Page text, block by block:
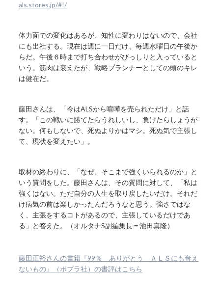
als.stores.jp/#!/
体力面での変化はあるが、知性に変わりはないので、会社
にも出社する。現在は週に一日だけ、毎週水曜日の午後か
らだ。午後６時まで打ち合わせがびっしりと入っていると
いう。筋肉は衰えたが、戦略プランナーとしての頭のキレ
は健在だ。
藤田さんは、「今はALSから喧嘩を売られただけ」と話
す。「この戦いに勝てたらうれしいし、負けたらしょうが
ない。何もしないで、死ぬよりかはマシ。死ぬ気で主張し
て、現状を変えたい」。
取材の終わりに、「なぜ、そこまで強くいられるのか」と
いう質問をした。藤田さんは、その質問に対して、「私は
強くはない。ただ自分の人生を取り戻したいだけ。それだ
け病気の前は楽しかったんだろうなと思う。強さではな
く、主張をするコトがあるので、主張しているだけであ
る」と答えた。（オルタナS副編集長＝池田真隆）
藤田正裕さんの書籍『99％ ありがとう ＡＬＳにも奪え
ないもの』（ポプラ社）の書評はこちら